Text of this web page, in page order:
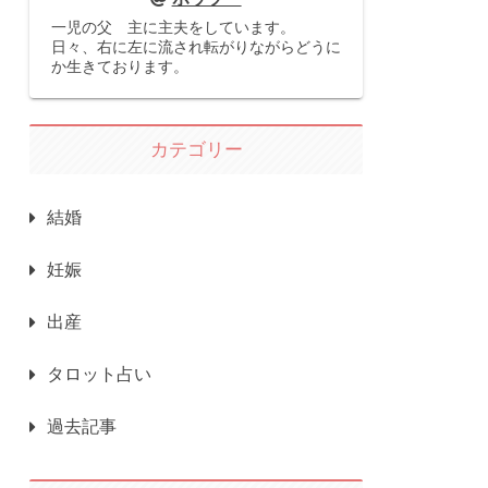
一児の父 主に主夫をしています。
日々、右に左に流され転がりながらどうに
か生きております。
カテゴリー
結婚
妊娠
出産
タロット占い
過去記事